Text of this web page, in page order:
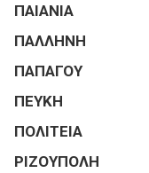
ΠΑΙΑΝΙΑ
ΠΑΛΛΗΝΗ
ΠΑΠΑΓΟΥ
ΠΕΥΚΗ
ΠΟΛΙΤΕΙΑ
ΡΙΖΟΥΠΟΛΗ